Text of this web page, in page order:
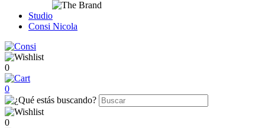
Studio
Consi Nicola
0
0
0